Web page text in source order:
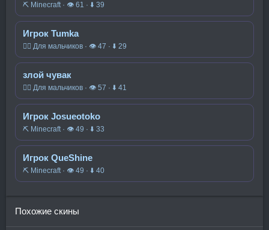
⛏️ Minecraft · 👁 61 · ⬇ 39
Игрок Tumka
🧍‍♂️ Для мальчиков · 👁 47 · ⬇ 29
злой чувак
🧍‍♂️ Для мальчиков · 👁 57 · ⬇ 41
Игрок Josueotoko
⛏️ Minecraft · 👁 49 · ⬇ 33
Игрок QueShine
⛏️ Minecraft · 👁 49 · ⬇ 40
Похожие скины